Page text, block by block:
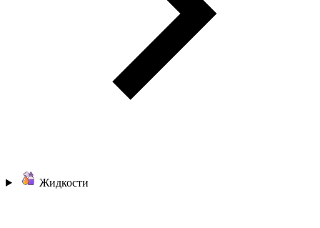
Жидкости